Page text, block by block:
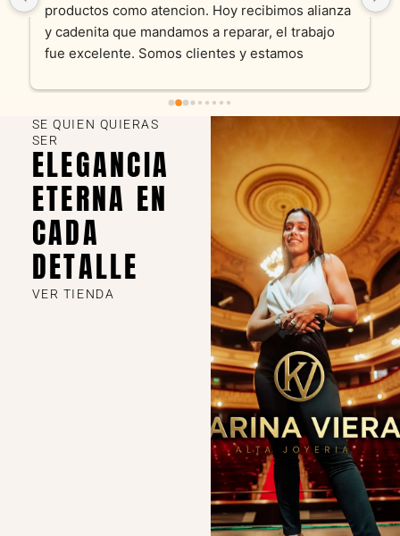
productos como atencion. Hoy recibimos alianza
y cadenita que mandamos a reparar, el trabajo
fue excelente. Somos clientes y estamos
SE QUIEN QUIERAS
SER
ELEGANCIA
ETERNA EN
CADA
DETALLE
VER TIENDA